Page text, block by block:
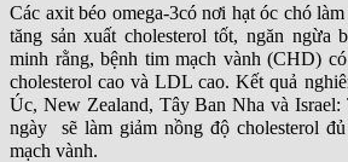
Các axit béo omega-3có nơi hạt óc chó
tăng sản xuất cholesterol tốt, ngăn ngừa
minh rằng, bệnh tim mạch vành (CHD)
cholesterol cao và LDL cao. Kết quả
Úc, New Zealand, Tây Ban Nha và Israel:
ngày sẽ làm giảm nồng độ cholesterol
mạch vành.